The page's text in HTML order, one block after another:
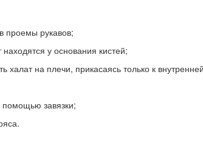
проемы рукавов;
у основания кистей;
халат на плечи, прикасаясь только к внутренней
помощью завязки;